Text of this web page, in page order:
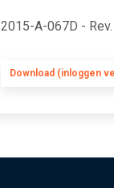
2015-A-067D -
Download (inloggen